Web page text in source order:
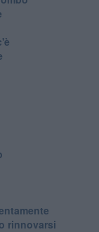
rinnovarsi